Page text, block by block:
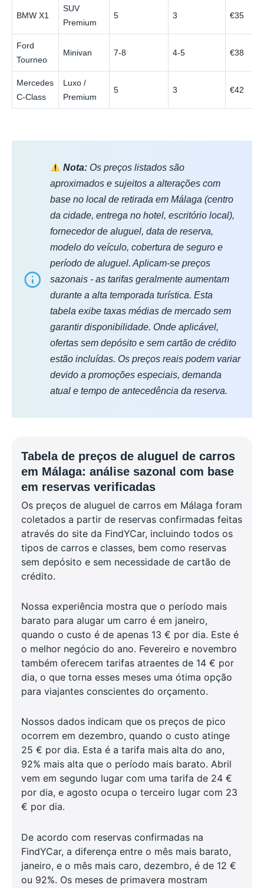
BMW X1
SUV
Premium
5 3 €35
Ford
Tourneo
Minivan 7-8 4-5 €38
Mercedes
C‑Class
Luxo /
Premium
5 3 €42
Nota: Os preços listados são
aproximados e sujeitos a alterações com
base no local de retirada em Málaga (centro
da cidade, entrega no hotel, escritório local),
fornecedor de aluguel, data de reserva,
modelo do veículo, cobertura de seguro e
período de aluguel. Aplicam-se preços
sazonais - as tarifas geralmente aumentam
durante a alta temporada turística. Esta
tabela exibe taxas médias de mercado sem
garantir disponibilidade. Onde aplicável,
ofertas sem depósito e sem cartão de crédito
estão incluídas. Os preços reais podem variar
devido a promoções especiais, demanda
atual e tempo de antecedência da reserva.
Tabela de preços de aluguel de carros
em Málaga: análise sazonal com base
em reservas verificadas
Os preços de aluguel de carros em Málaga foram
coletados a partir de reservas confirmadas feitas
através do site da FindYCar, incluindo todos os
tipos de carros e classes, bem como reservas
sem depósito e sem necessidade de cartão de
crédito.
Nossa experiência mostra que o período mais
barato para alugar um carro é em janeiro,
quando o custo é de apenas 13 € por dia. Este é
o melhor negócio do ano. Fevereiro e novembro
também oferecem tarifas atraentes de 14 € por
dia, o que torna esses meses uma ótima opção
para viajantes conscientes do orçamento.
Nossos dados indicam que os preços de pico
ocorrem em dezembro, quando o custo atinge
25 € por dia. Esta é a tarifa mais alta do ano,
92% mais alta que o período mais barato. Abril
vem em segundo lugar com uma tarifa de 24 €
por dia, e agosto ocupa o terceiro lugar com 23
€ por dia.
De acordo com reservas confirmadas na
FindYCar, a diferença entre o mês mais barato,
janeiro, e o mês mais caro, dezembro, é de 12 €
ou 92%. Os meses de primavera mostram